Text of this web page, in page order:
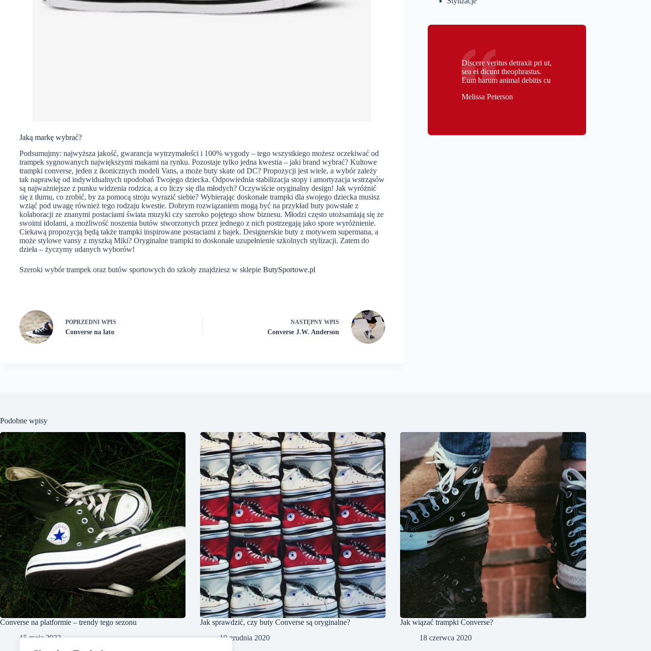
Jaką markę wybrać?
Podsumujmy: najwyższa jakość, gwarancja wytrzymałości i 100% wygody – tego wszystkiego możesz oczekiwać od
trampek sygnowanych największymi makami na rynku. Pozostaje tylko jedna kwestia – jaki brand wybrać? Kultowe
trampki converse, jeden z ikonicznych modeli Vans, a może buty skate od DC? Propozycji jest wiele, a wybór zależy
tak naprawkę od indywidualnych upodobań Twojego dziecka. Odpowiednia stabilizacja stopy i amortyzacja wstrząsów
są najważniejsze z punku widzenia rodzica, a co liczy się dla młodych? Oczywiście oryginalny design! Jak wyróżnić
się z tłumu, co zrobić, by za pomocą stroju wyrazić siebie? Wybierając doskonałe trampki dla swojego dziecka musisz
wziąć pod uwagę również tego rodzaju kwestie. Dobrym rozwiązaniem mogą być na przykład buty powstałe z
kolaboracji ze znanymi postaciami świata muzyki czy szeroko pojętego show biznesu. Młodzi często utożsamiają się ze
swoimi idolami, a możliwość noszenia butów stworzonych przez jednego z nich postrzegają jako spore wyróżnienie.
Ciekawą propozycją będą także trampki inspirowane postaciami z bajek. Designerskie buty z motywem supermana, a
może stylowe vansy z myszką Miki? Oryginalne trampki to doskonałe uzupełnienie szkolnych stylizacji. Zatem do
dzieła – życzymy udanych wyborów!
Szeroki wybór trampek oraz butów sportowych do szkoły znajdziesz w sklepie ButySportowe.pl
POPRZEDNI WPIS
Converse na lato
NASTĘPNY WPIS
Converse J.W. Anderson
Discere veritus detraxit pri ut,
sea ei dicunt theophrastus.
Eum harum animal debitis cu
Melissa Peterson
Podobne wpisy
Converse na platformie – trendy tego sezonu
15 maja 2022
Jak sprawdzić, czy buty Converse są oryginalne?
10 grudnia 2020
Jak wiązać trampki Converse?
18 czerwca 2020